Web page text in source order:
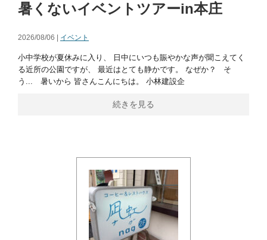
暑くないイベントツアーin本庄
2026/08/06 | イベント
小中学校が夏休みに入り、 日中にいつも賑やかな声が聞こえてく
る近所の公園ですが、 最近はとても静かです。 なぜか？ そ
う... 暑いから 皆さんこんにちは。 小林建設企
続きを見る